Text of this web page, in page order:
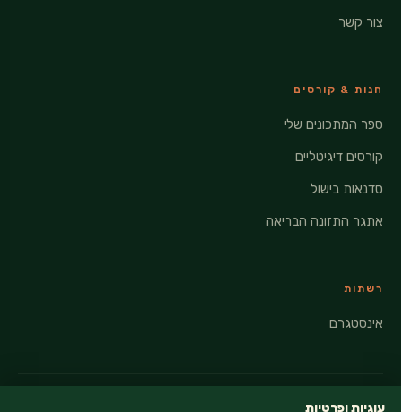
צור קשר
חנות & קורסים
ספר המתכונים שלי
קורסים דיגיטליים
סדנאות בישול
אתגר התזונה הבריאה
רשתות
אינסטגרם
עוגיות ופרטיות